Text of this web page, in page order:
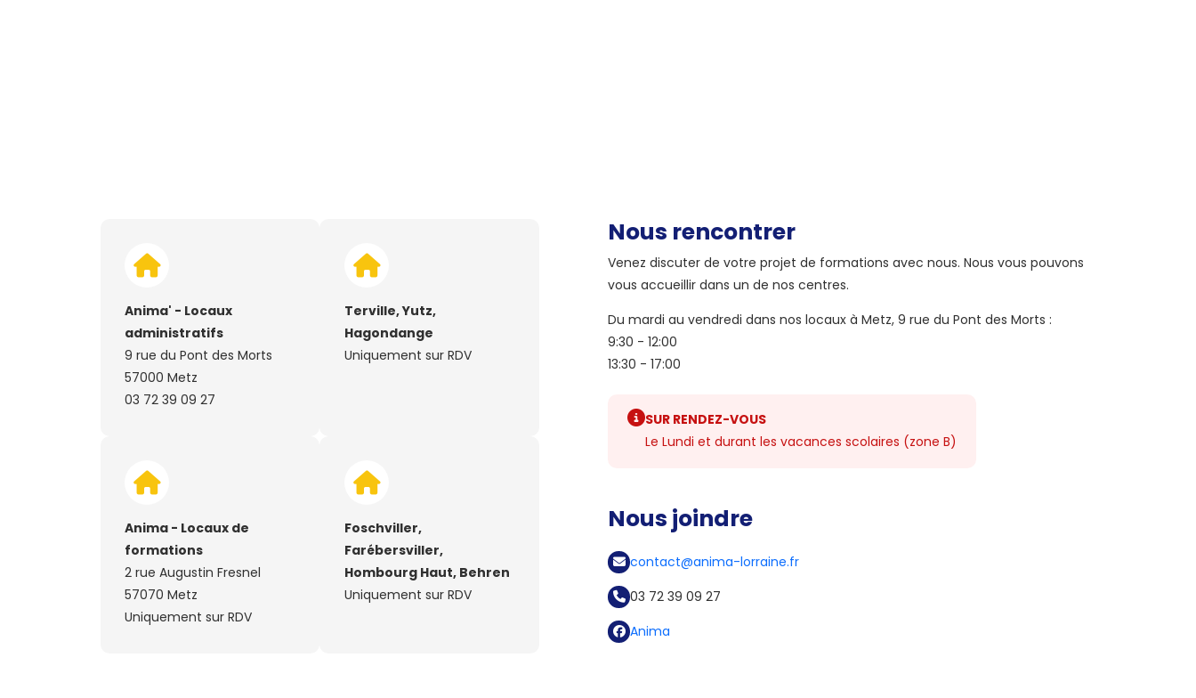
Anima' - Locaux
administratifs
9 rue du Pont des Morts
57000 Metz
03 72 39 09 27
Terville, Yutz,
Hagondange
Uniquement sur RDV
Anima - Locaux de
formations
2 rue Augustin Fresnel
57070 Metz
Uniquement sur RDV
Foschviller,
Farébersviller,
Hombourg Haut, Behren
Uniquement sur RDV
Nous rencontrer
Venez discuter de votre projet de formations avec nous. Nous vous pouvons
vous accueillir dans un de nos centres.
Du mardi au vendredi dans nos locaux à Metz, 9 rue du Pont des Morts :
9:30 - 12:00
13:30 - 17:00
SUR RENDEZ-VOUS
Le Lundi et durant les vacances scolaires (zone B)
Nous joindre
contact@anima-lorraine.fr
03 72 39 09 27
Anima